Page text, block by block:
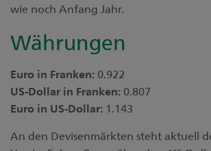
wie noch Anfang Jahr.
Währungen
Euro in Franken: 0.922
US-Dollar in Franken: 0.807
Euro in US-Dollar: 1.143
An den Devisenmärkten steht aktuell